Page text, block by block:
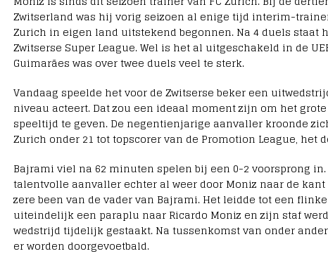
Zwitserland was hij vorig seizoen al enige tijd interim-
Zurich in eigen land uitstekend begonnen. Na 4 duels staat
Zwitserse Super League. Wel is het al uitgeschakeld in de
Guimarães was over twee duels veel te sterk.
Vandaag speelde het voor de Zwitserse beker een
niveau acteert. Dat zou een ideaal moment zijn om het
speeltijd te geven. De negentienjarige aanvaller kroonde
Zurich onder 21 tot topscorer van de Promotion League, het
Bajrami viel na 62 minuten spelen bij een 0-2 voorsprong
talentvolle aanvaller echter al weer door Moniz naar de
zere been van de vader van Bajrami. Het leidde tot een
uiteindelijk een paraplu naar Ricardo Moniz en zijn staf
wedstrijd tijdelijk gestaakt. Na tussenkomst van onder
er worden doorgevoetbald.